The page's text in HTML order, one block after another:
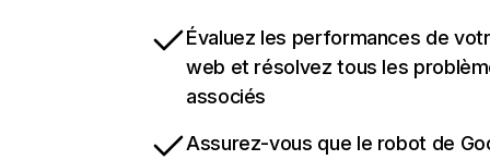
Évaluez les performances de
web et résolvez tous les
associés
Assurez-vous que le robot de